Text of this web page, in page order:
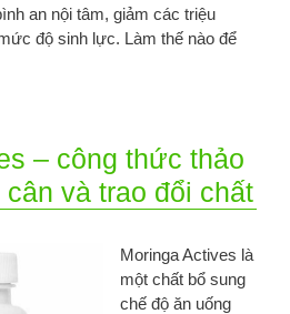
an nội tâm, giảm các triệu
độ sinh lực. Làm thế nào để
– công thức thảo
và trao đổi chất
Moringa Actives là
một chất bổ sung
chế độ ăn uống